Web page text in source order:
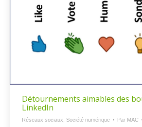
Détournements aimables des
LinkedIn
Réseaux sociaux Société numérique Par MAC